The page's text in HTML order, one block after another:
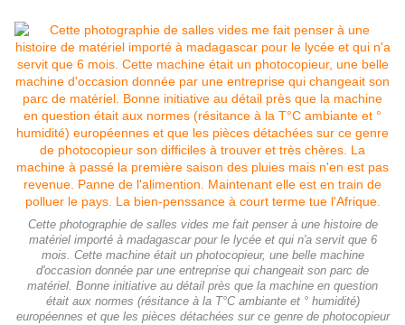
Cette photographie de salles vides me fait penser à une histoire de
matériel importé à madagascar pour le lycée et qui n'a servit que 6
mois. Cette machine était un photocopieur, une belle machine
d'occasion donnée par une entreprise qui changeait son parc de
matériel. Bonne initiative au détail près que la machine en question
était aux normes (résitance à la T°C ambiante et ° humidité)
européennes et que les pièces détachées sur ce genre de photocopieur